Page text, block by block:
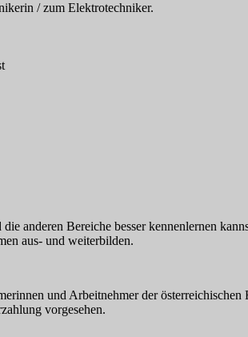
/ zum Elektrotechniker.
anderen Bereiche besser kennenlernen
aus- und weiterbilden.
und Arbeitnehmer der österreichischen
vorgesehen.